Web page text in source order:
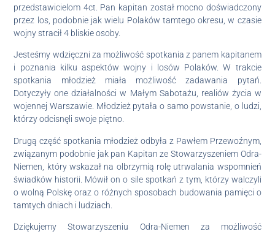
przedstawicielom 4ct. Pan kapitan został mocno doświadczony
przez los, podobnie jak wielu Polaków tamtego okresu, w czasie
wojny stracił 4 bliskie osoby.
Jesteśmy wdzięczni za możliwość spotkania z panem kapitanem
i poznania kilku aspektów wojny i losów Polaków. W trakcie
spotkania młodzież miała możliwość zadawania pytań.
Dotyczyły one działalności w Małym Sabotażu, realiów życia w
wojennej Warszawie. Młodzież pytała o samo powstanie, o ludzi,
którzy odcisnęli swoje piętno.
Drugą część spotkania młodzież odbyła z Pawłem Przewoźnym,
związanym podobnie jak pan Kapitan ze Stowarzyszeniem Odra-
Niemen, który wskazał na olbrzymią rolę utrwalania wspomnień
świadków historii. Mówił on o sile spotkań z tym, którzy walczyli
o wolną Polskę oraz o różnych sposobach budowania pamięci o
tamtych dniach i ludziach.
Dziękujemy Stowarzyszeniu Odra-Niemen za możliwość